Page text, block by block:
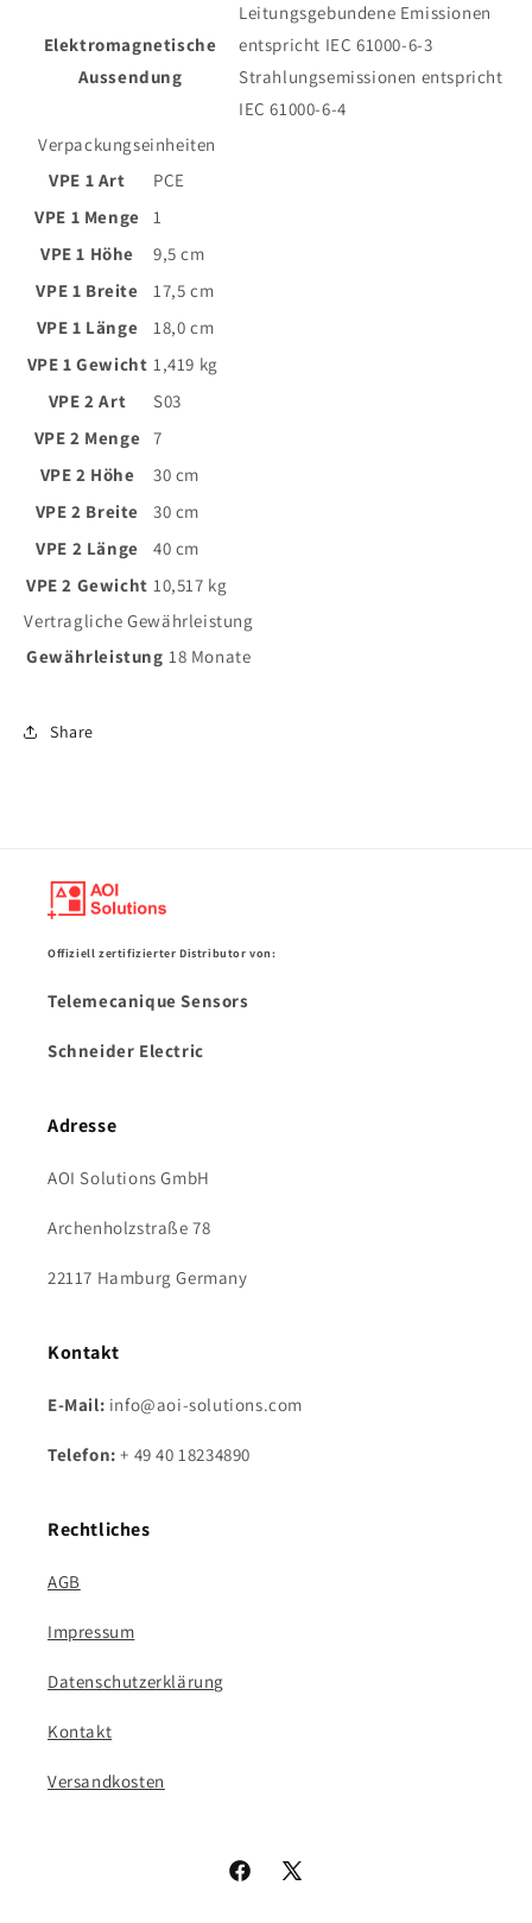
Elektromagnetische
Aussendung
Leitungsgebundene Emissionen
entspricht IEC 61000-6-3
Strahlungsemissionen entspricht
IEC 61000-6-4
Verpackungseinheiten
VPE 1 Art
PCE
VPE 1 Menge
1
VPE 1 Höhe
9,5 cm
VPE 1 Breite
17,5 cm
VPE 1 Länge
18,0 cm
VPE 1 Gewicht 1,419 kg
VPE 2 Art
S03
VPE 2 Menge 7
VPE 2 Höhe
30 cm
VPE 2 Breite
30 cm
VPE 2 Länge
40 cm
VPE 2 Gewicht 10,517 kg
Vertragliche Gewährleistung
Gewährleistung 18 Monate
Share
Offiziell zertifizierter Distributor von:
Telemecanique Sensors
Schneider Electric
Adresse
AOI Solutions GmbH
Archenholzstraße 78
22117 Hamburg Germany
Kontakt
E-Mail: info@aoi-solutions.com
Telefon:+ 49 40 18234890
Rechtliches
AGB
Impressum
Datenschutzerklärung
Kontakt
Versandkosten
Facebook
X